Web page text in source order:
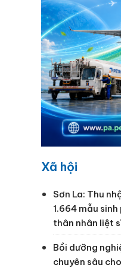
Xã hội
Sơn La: Thu
1.664 mẫu
thân nhân liệt
Bồi dưỡng
chuyên sâu